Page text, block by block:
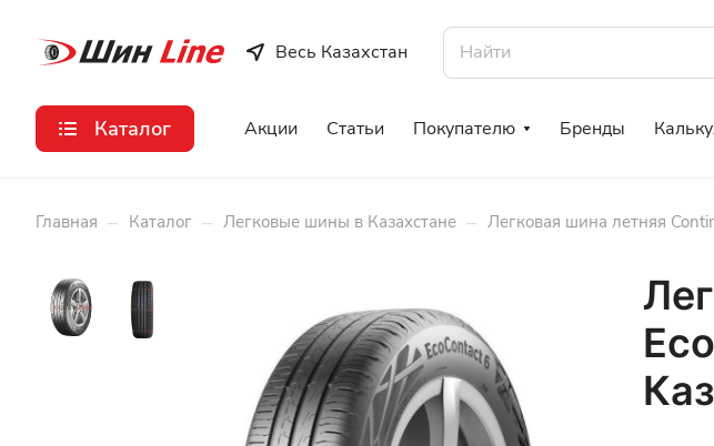
Весь Казахстан
Каталог Акции Статьи Покупателю Бренды
Главная – Каталог – Легковые шины в Казахстане – Легковая шина летняя